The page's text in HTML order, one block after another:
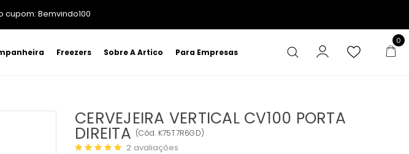
cupom: Bemvindo100
Freezers Sobre A Artico Para Empresas
0
CERVEJEIRA VERTICAL CV100 PORTA
DIREITA (Cód. K75T7R6GD)
2 avaliações